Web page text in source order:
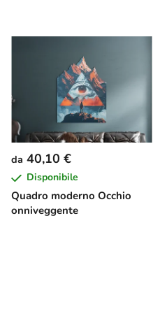
Quadro moderno Occhio
onniveggente
da 40,10 €
Disponibile